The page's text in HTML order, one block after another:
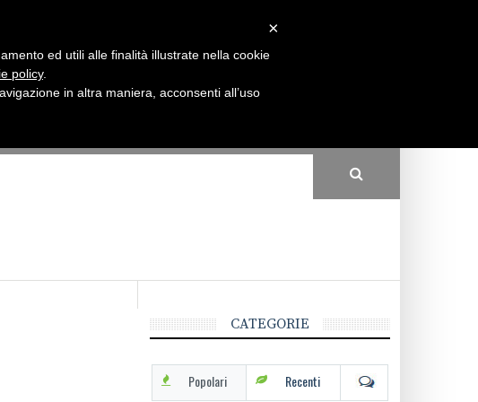
Partecipa
CATEGORIE
Popolari Recenti
×
ed utili alle finalità illustrate nella cookie
policy.
in altra maniera, acconsenti all’uso